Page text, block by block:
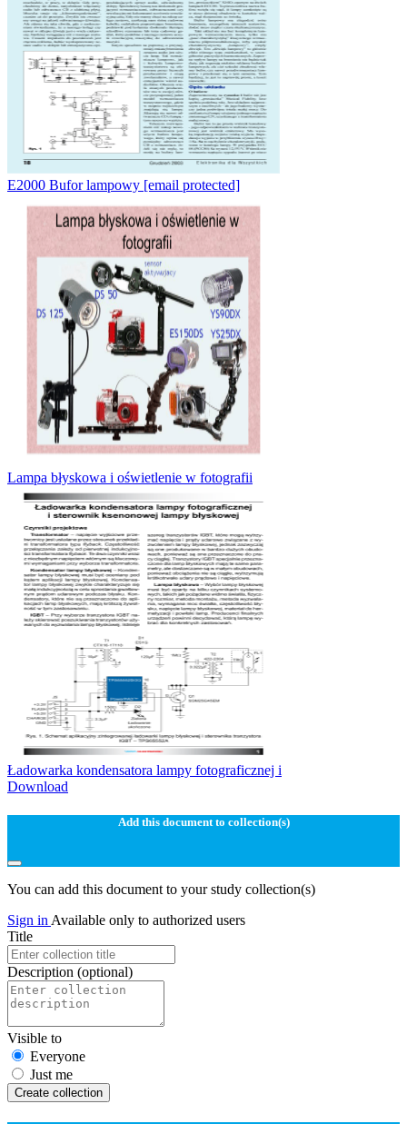
E2000 Bufor lampowy [email protected]
Lampa błyskowa i oświetlenie w fotografii
Ładowarka kondensatora lampy fotograficznej i
Download
Add this document to collection(s)
You can add this document to your study collection(s)
Sign in Available only to authorized users
Title
Description (optional)
Visible to
Everyone
Just me
Create collection